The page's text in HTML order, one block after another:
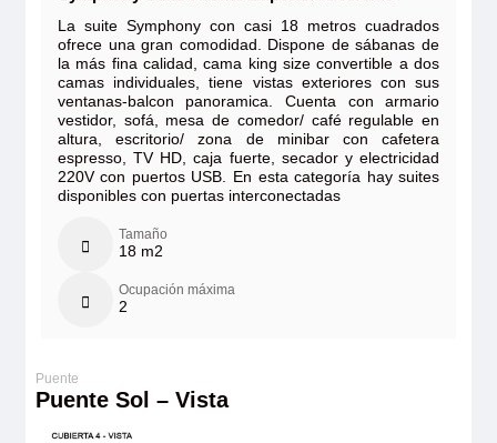
La suite Symphony con casi 18 metros cuadrados
ofrece una gran comodidad. Dispone de sábanas de
la más fina calidad, cama king size convertible a dos
camas individuales, tiene vistas exteriores con sus
ventanas-balcon panoramica. Cuenta con armario
vestidor, sofá, mesa de comedor/ café regulable en
altura, escritorio/ zona de minibar con cafetera
espresso, TV HD, caja fuerte, secador y electricidad
220V con puertos USB. En esta categoría hay suites
disponibles con puertas interconectadas
Tamaño
18 m2
Ocupación máxima
2
Puente Sol – Vista